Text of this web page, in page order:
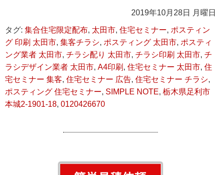
2019年10月28日 月曜日
タグ: 集合住宅限定配布, 太田市, 住宅セミナー, ポスティン
グ 印刷 太田市, 集客チラシ, ポスティング 太田市, ポスティ
ング業者 太田市, チラシ配り 太田市, チラシ印刷 太田市, チ
ラシデザイン業者 太田市, A4印刷 , 住宅セミナー 太田市, 住
宅セミナー 集客, 住宅セミナー 広告, 住宅セミナー チラシ,
ポスティング 住宅セミナー, SIMPLE NOTE, 栃木県足利市
本城2-1901-18, 0120426670